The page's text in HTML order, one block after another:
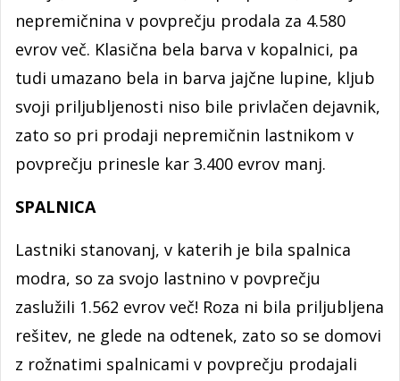
nepremičnina v povprečju prodala za 4.580
evrov več. Klasična bela barva v kopalnici, pa
tudi umazano bela in barva jajčne lupine, kljub
svoji priljubljenosti niso bile privlačen dejavnik,
zato so pri prodaji nepremičnin lastnikom v
povprečju prinesle kar 3.400 evrov manj.
SPALNICA
Lastniki stanovanj, v katerih je bila spalnica
modra, so za svojo lastnino v povprečju
zaslužili 1.562 evrov več! Roza ni bila priljubljena
rešitev, ne glede na odtenek, zato so se domovi
z rožnatimi spalnicami v povprečju prodajali